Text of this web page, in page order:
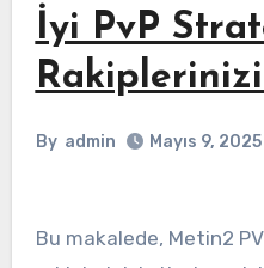
İyi PvP
Rakiplerinizi
By admin Mayıs 9, 2025
Bu makalede, Metin2